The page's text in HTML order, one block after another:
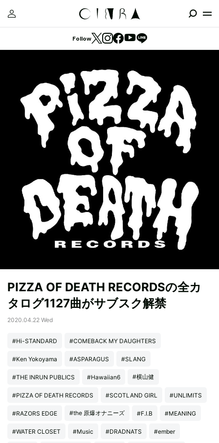
Follow
PIZZA OF DEATH RECORDSの全カ
タログ1127曲がサブスク解禁
2020.04.22 Wed
#Hi-STANDARD #COMEBACK MY DAUGHTERS
#Ken Yokoyama #ASPARAGUS #SLANG
#THE INRUN PUBLICS #Hawaiian6 #横山健
#PIZZA OF DEATH RECORDS #SCOTLAND GIRL #UNLIMITS
#RAZORS EDGE #the 原爆オナニーズ #F.I.B #MEANING
#WATER CLOSET #Music #DRADNATS #ember